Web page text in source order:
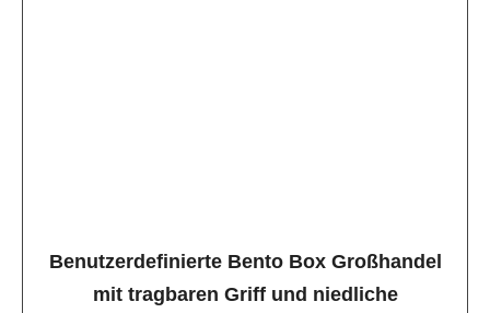
Benutzerdefinierte Bento Box Großhandel
mit tragbaren Griff und niedliche